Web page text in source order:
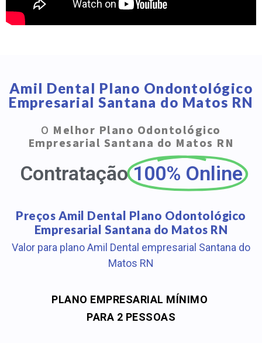
Amil Dental Plano Ondontológico
Empresarial Santana do Matos RN
O Melhor Plano Odontológico
Empresarial Santana do Matos RN
Contratação 100% Online
Preços Amil Dental Plano Odontológico
Empresarial Santana do Matos RN
Valor para plano Amil Dental empresarial Santana do
Matos RN
PLANO EMPRESARIAL MÍNIMO
PARA 2 PESSOAS